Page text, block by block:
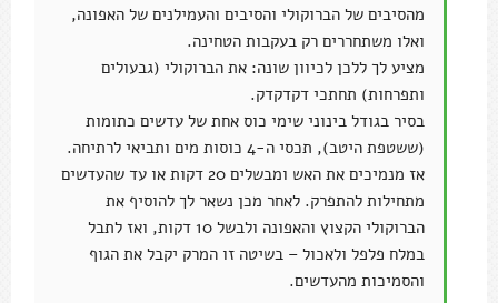
מהסיבים של הברוקולי והסיבים והעמילנים של האפונה,
ואלו משתחררים רק בעקבות הטחינה.
מציע לך ללכן לכיוון שונה: את הברוקולי (גבעולים
ותפרחות) תחתכי דקדקדק.
בסיר בגודל בינוני שימי כוס אחת של עדשים כתומות
(ששטפת היטב), תכסי ה-4 כוסות מים ותביאי לרתיחה.
אז מנמיכים את האש ומבשלים 20 דקות או עד שהעדשים
מתחילות להתפרק. לאחר מכן נשאר לך להוסיף את
הברוקולי הקצוץ והאפונה ולבשל 10 דקות, ואז לתבל
במלח פלפל ולאכול – בשיטה זו המרק יקבל את הגוף
והסמיכות מהעדשים.